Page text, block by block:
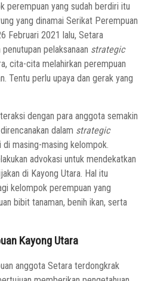
perempuan yang sudah berdiri itu
yang dinamai Serikat Perempuan
Februari 2021 lalu, Setara
pelaksanaan strategic
cita-cita melahirkan perempuan
Tentu perlu upaya dan gerak yang
dengan para anggota semakin
dalam strategic
masing-masing kelompok.
advokasi untuk mendekatkan
di Kayong Utara. Hal itu
kelompok perempuan yang
bibit tanaman, benih ikan, serta
Kayong Utara
anggota Setara terdongkrak